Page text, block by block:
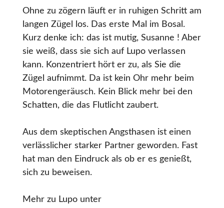
Ohne zu zögern läuft er in ruhigen Schritt am
langen Zügel los. Das erste Mal im Bosal.
Kurz denke ich: das ist mutig, Susanne ! Aber
sie weiß, dass sie sich auf Lupo verlassen
kann. Konzentriert hört er zu, als Sie die
Zügel aufnimmt. Da ist kein Ohr mehr beim
Motorengeräusch. Kein Blick mehr bei den
Schatten, die das Flutlicht zaubert.
Aus dem skeptischen Angsthasen ist einen
verlässlicher starker Partner geworden. Fast
hat man den Eindruck als ob er es genießt,
sich zu beweisen.
Mehr zu Lupo unter